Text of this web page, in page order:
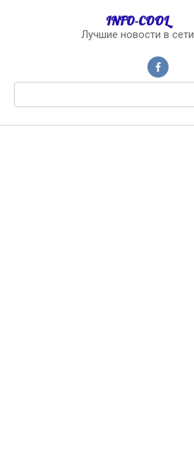
INFO-COOL
Лучшие новости в сети